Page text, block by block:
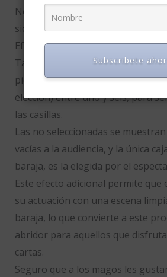
No se requieren técnicas para su
siquiera conocimientos especiales.
Efecto bonus incluido:
También incluye un efecto extra,
pide a un espectador que elija un
elección) entre uno y seis, para
las casillas.
Las no seleccionadas se
vacías a la audiencia, y la única
baraja, es la elegida por el
Este efecto adicional permite que
su actuación con una escena
baraja, lo que convierte a este
abridor para aquellos que
cartas.
Seguro que a los magos les
Subscribete